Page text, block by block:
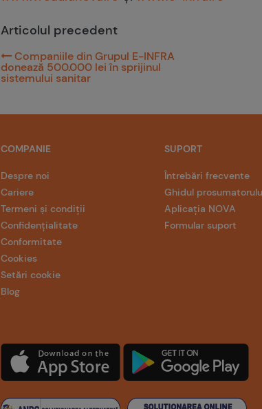
Articolul precedent
Companiile din Grupul E-INFRA
donează 500.000 lei în sprijinul
sistemului sanitar
COMPANIE
Despre noi
Cariere
Termeni și condiții
Confidențialitate
Conformitate
Cookies
Setări cookie
Blog
SUPORT
Întrebări frecvente
Ghidul
Aplicația NOVA
Formular suport